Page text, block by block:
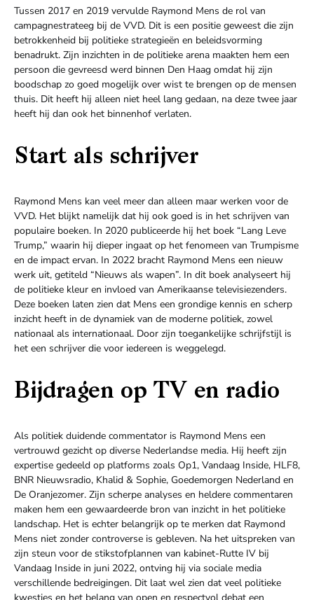
Tussen 2017 en 2019 vervulde Raymond Mens de rol van
campagnestrateeg bij de VVD. Dit is een positie geweest die zijn
betrokkenheid bij politieke strategieën en beleidsvorming
benadrukt. Zijn inzichten in de politieke arena maakten hem een
persoon die gevreesd werd binnen Den Haag omdat hij zijn
boodschap zo goed mogelijk over wist te brengen op de mensen
thuis. Dit heeft hij alleen niet heel lang gedaan, na deze twee jaar
heeft hij dan ook het binnenhof verlaten.
Start als schrijver
Raymond Mens kan veel meer dan alleen maar werken voor de
VVD. Het blijkt namelijk dat hij ook goed is in het schrijven van
populaire boeken. In 2020 publiceerde hij het boek “Lang Leve
Trump,” waarin hij dieper ingaat op het fenomeen van Trumpisme
en de impact ervan. In 2022 bracht Raymond Mens een nieuw
werk uit, getiteld “Nieuws als wapen”. In dit boek analyseert hij
de politieke kleur en invloed van Amerikaanse televisiezenders.
Deze boeken laten zien dat Mens een grondige kennis en scherp
inzicht heeft in de dynamiek van de moderne politiek, zowel
nationaal als internationaal. Door zijn toegankelijke schrijfstijl is
het een schrijver die voor iedereen is weggelegd.
Bijdragen op TV en radio
Als politiek duidende commentator is Raymond Mens een
vertrouwd gezicht op diverse Nederlandse media. Hij heeft zijn
expertise gedeeld op platforms zoals Op1, Vandaag Inside, HLF8,
BNR Nieuwsradio, Khalid & Sophie, Goedemorgen Nederland en
De Oranjezomer. Zijn scherpe analyses en heldere commentaren
maken hem een gewaardeerde bron van inzicht in het politieke
landschap. Het is echter belangrijk op te merken dat Raymond
Mens niet zonder controverse is gebleven. Na het uitspreken van
zijn steun voor de stikstofplannen van kabinet-Rutte IV bij
Vandaag Inside in juni 2022, ontving hij via sociale media
verschillende bedreigingen. Dit laat wel zien dat veel politieke